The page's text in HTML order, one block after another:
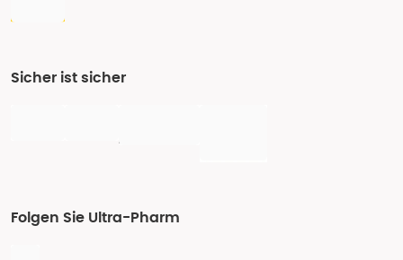
Sicher ist sicher
Folgen Sie Ultra-Pharm